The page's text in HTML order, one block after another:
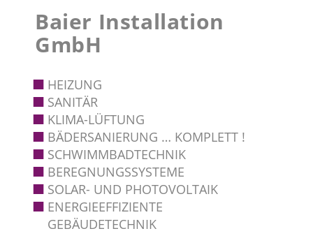
Baier Installation
GmbH
HEIZUNG
SANITÄR
KLIMA-LÜFTUNG
BÄDERSANIERUNG … KOMPLETT !
SCHWIMMBADTECHNIK
BEREGNUNGSSYSTEME
SOLAR- UND PHOTOVOLTAIK
ENERGIEEFFIZIENTE
GEBÄUDETECHNIK